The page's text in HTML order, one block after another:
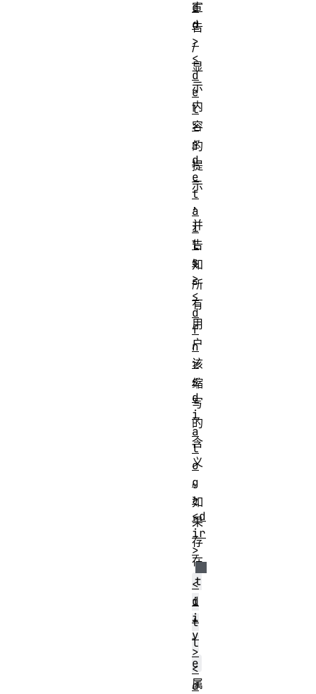
宣
告
/
显
示
内
容
的
提
示
，
并
告
知
所
有
用
户
该
缩
写
的
含
义
。
如
果
存
在
t
i
t
l
e
属
d
d
>
<
d
e
l
>
<
d
e
t
a
i
l
s
>
<
d
f
n
>
<
d
i
a
l
o
g
>
<d
ir
>
<
d
i
v
>
<
d